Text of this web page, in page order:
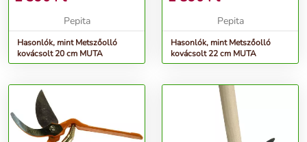
Pepita
Hasonlók, mint Metszőolló
kovácsolt 20 cm MUTA
Pepita
Hasonlók, mint Metszőolló
kovácsolt 22 cm MUTA